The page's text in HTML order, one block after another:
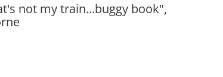
not my train...buggy book",